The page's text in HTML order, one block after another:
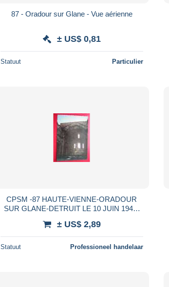
87 - Oradour sur Glane - Vue aérienne
± US$ 0,81
Statuut Particulier
CPSM -87 HAUTE-VIENNE-ORADOUR
SUR GLANE-DETRUIT LE 10 JUIN 1944-
PHOTO RECTO /VERSO-BEG
± US$ 2,89
Statuut Professioneel handelaar